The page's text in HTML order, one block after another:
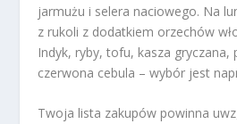
jarmużu i selera naciowego. Na
z rukoli z dodatkiem orzechów
Indyk, ryby, tofu, kasza gryczana,
czerwona cebula – wybór jest
Twoja lista zakupów powinna